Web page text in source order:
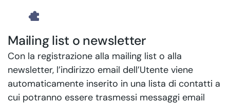
Mailing list o newsletter
Con la registrazione alla mailing list o alla
newsletter, l’indirizzo email dell’Utente viene
automaticamente inserito in una lista di contatti a
cui potranno essere trasmessi messaggi email